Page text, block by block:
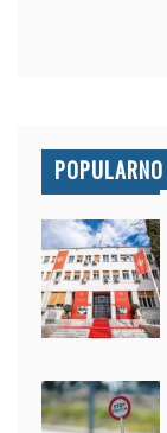
POPULARNO